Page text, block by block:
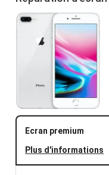
Ecran premium
Plus d'informations